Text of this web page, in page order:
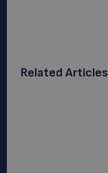
Related Articles